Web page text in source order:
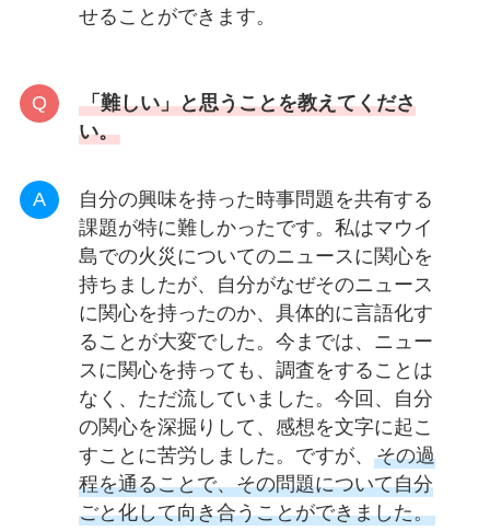
せることができます。
「難しい」と思うことを教えてくださ
い。
自分の興味を持った時事問題を共有する
課題が特に難しかったです。私はマウイ
島での火災についてのニュースに関心を
持ちましたが、自分がなぜそのニュース
に関心を持ったのか、具体的に言語化す
ることが大変でした。今までは、ニュー
スに関心を持っても、調査をすることは
なく、ただ流していました。今回、自分
の関心を深掘りして、感想を文字に起こ
すことに苦労しました。ですが、 その過
程を通ることで、その問題について自分
ごと化して向き合うことができました。